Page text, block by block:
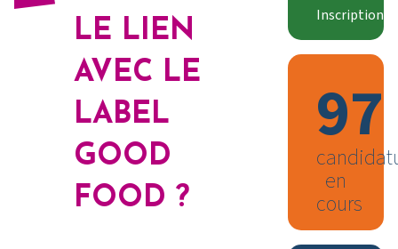
LE LIEN
AVEC LE
LABEL
GOOD
FOOD ?
Inscription
97
en
cours